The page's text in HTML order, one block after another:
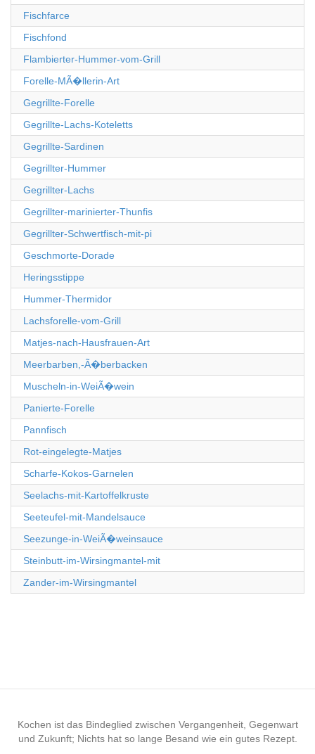
Fischfarce
Fischfond
Flambierter-Hummer-vom-Grill
Forelle-MÃ�llerin-Art
Gegrillte-Forelle
Gegrillte-Lachs-Koteletts
Gegrillte-Sardinen
Gegrillter-Hummer
Gegrillter-Lachs
Gegrillter-marinierter-Thunfis
Gegrillter-Schwertfisch-mit-pi
Geschmorte-Dorade
Heringsstippe
Hummer-Thermidor
Lachsforelle-vom-Grill
Matjes-nach-Hausfrauen-Art
Meerbarben,-Ã�berbacken
Muscheln-in-WeiÃ�wein
Panierte-Forelle
Pannfisch
Rot-eingelegte-Matjes
Scharfe-Kokos-Garnelen
Seelachs-mit-Kartoffelkruste
Seeteufel-mit-Mandelsauce
Seezunge-in-WeiÃ�weinsauce
Steinbutt-im-Wirsingmantel-mit
Zander-im-Wirsingmantel
Kochen ist das Bindeglied zwischen Vergangenheit, Gegenwart
und Zukunft; Nichts hat so lange Besand wie ein gutes Rezept.